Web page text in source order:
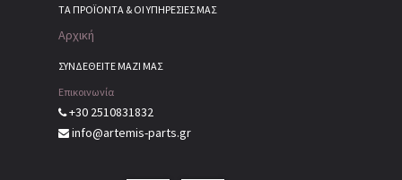
ΤΑ ΠΡΟΪΌΝΤΑ & ΟΙ ΥΠΗΡΕΣΊΕΣ ΜΑΣ
Αρχική
ΣΥΝΔΕΘΕΙΤΕ ΜΑΖΙ ΜΑΣ
Επικοινωνία
+30 2510831832
info@artemis-parts.gr